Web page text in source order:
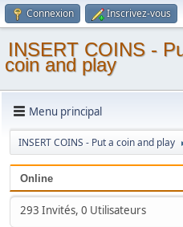
Connexion Inscrivez-vous
INSERT COINS -
coin and play
Menu principal
INSERT COINS - Put a coin and play
Online
293 Invités, 0 Utilisateurs